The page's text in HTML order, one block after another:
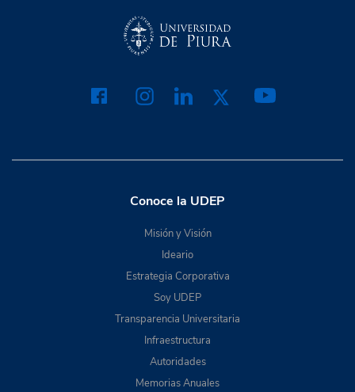
Conoce la UDEP
Misión y Visión
Ideario
Estrategia Corporativa
Soy UDEP
Transparencia Universitaria
Infraestructura
Autoridades
Memorias Anuales